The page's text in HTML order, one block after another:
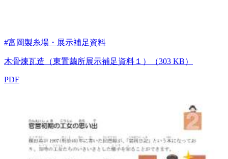
#富岡製糸場・展示補足資料
木骨煉瓦造（東置繭所展示補足資料１）（303 KB）
PDF